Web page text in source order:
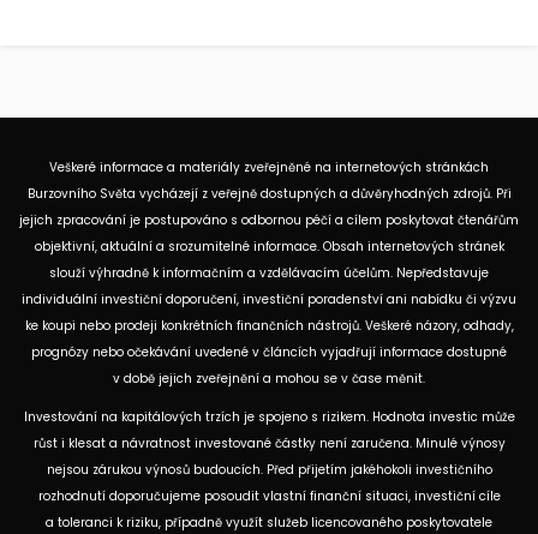
Veškeré informace a materiály zveřejněné na internetových stránkách
Burzovního Světa vycházejí z veřejně dostupných a důvěryhodných zdrojů. Při
jejich zpracování je postupováno s odbornou péčí a cílem poskytovat čtenářům
objektivní, aktuální a srozumitelné informace. Obsah internetových stránek
slouží výhradně k informačním a vzdělávacím účelům. Nepředstavuje
individuální investiční doporučení, investiční poradenství ani nabídku či výzvu
ke koupi nebo prodeji konkrétních finančních nástrojů. Veškeré názory, odhady,
prognózy nebo očekávání uvedené v článcích vyjadřují informace dostupné
v době jejich zveřejnění a mohou se v čase měnit.
Investování na kapitálových trzích je spojeno s rizikem. Hodnota investic může
růst i klesat a návratnost investované částky není zaručena. Minulé výnosy
nejsou zárukou výnosů budoucích. Před přijetím jakéhokoli investičního
rozhodnutí doporučujeme posoudit vlastní finanční situaci, investiční cíle
a toleranci k riziku, případně využít služeb licencovaného poskytovatele